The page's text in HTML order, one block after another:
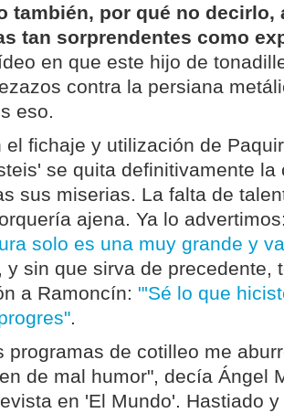
también, por qué no decirlo,
tan sorprendentes como
en que este hijo de
contra la persiana
eso.
el fichaje y utilización de
se quita definitivamente la
sus miserias. La falta de
ajena. Ya lo
solo es una muy grande y
y sin que sirva de precedente,
a Ramoncín: "'Sé lo que
.
programas de cotilleo me
de mal humor", decía Ángel
en 'El Mundo'. Hastiado